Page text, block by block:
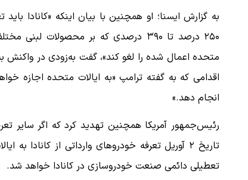
به گزارش ایسنا؛ او همچنین با بیان اینکه «کانادا باید
۲۵۰ درصد تا ۳۹۰ درصدی که بر محصولات لبنی
متحده اعمال شده را لغو کند»، گفت به‌زودی در واکنش
اقدامی که به گفته ترامپ «به ایالات متحده اجازه
انجام دهد.»
رئیس‌جمهور آمریکا همچنین تهدید کرد که اگر سایر
تاریخ ۲ آوریل تعرفه خودروهای وارداتی از
تعطیلی دائمی صنعت خودروسازی در کانادا خواهد شد.